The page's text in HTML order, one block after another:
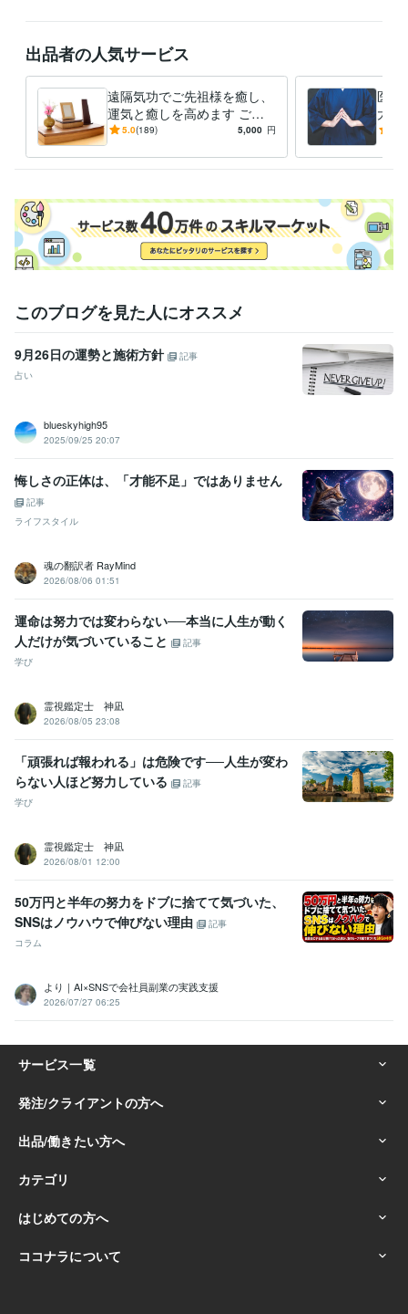
また、地方在住のため、月に数回ほど親戚のお手伝い関係で何度かお休
みが入る可能性がございます。誠に申し訳ございませんが、何卒宜しく
お願い致します。
23時以降は気の修練と遠隔気功に集中しております。そのためお返事が
ココナラ販売件数3000件突破 ココナラ販売件数5000件突破
ココナ
ラ販売件数10000件突破
出品者の人気サービス
遠隔気功でご先祖様を癒し、
運気と癒しを高めます ご先
祖様の応援と共に幸せを掴
5.0(189) 5,000 円
医学
大周
医学
このブログを見た人にオススメ
9月26日の運勢と施術方針
記事
占い
blueskyhigh95
2025/09/25 20:07
悔しさの正体は、「才能不足」ではありません
記事
ライフスタイル
魂の翻訳者 RayMind
2026/08/06 01:51
運命は努力では変わらない──本当に人生が動く
人だけが気づいていること
記事
学び
霊視鑑定士 神凪
2026/08/05 23:08
「頑張れば報われる」は危険です──人生が変わ
らない人ほど努力している
記事
学び
霊視鑑定士 神凪
2026/08/01 12:00
50万円と半年の努力をドブに捨てて気づいた、
SNSはノウハウで伸びない理由
記事
コラム
より｜AI×SNSで会社員副業の実践支援
2026/07/27 06:25